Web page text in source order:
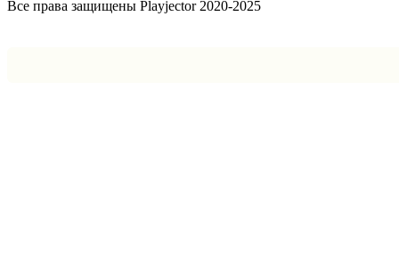
Все права защищены Playjector 2020-2025